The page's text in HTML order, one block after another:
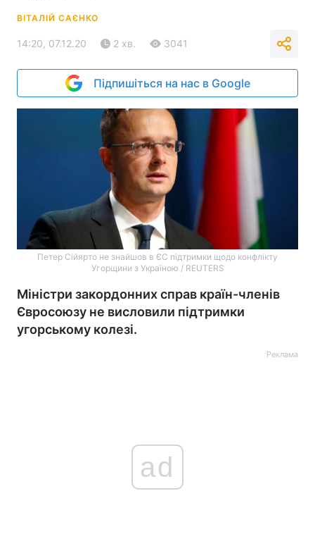
ВІТАЛІЙ САЄНКО
14:20, 07.12.20 2 хв. 3041
Підпишіться на нас в Google
Петер Сійярто не знайшов в ЄС підтримки щодо конфлікту
Угорщини з Україною / REUTERS
Міністри закордонних справ країн-членів
Євросоюзу не висловили підтримки
угорському колезі.
Реклама
ad